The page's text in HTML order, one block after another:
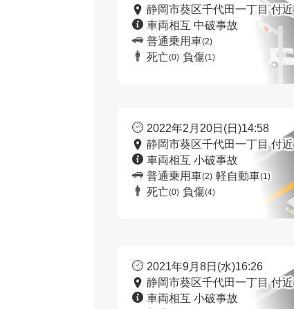
静岡市葵区千代田一丁目 付近
車両相互 中破事故
普通乗用車(2)
死亡(0) 負傷(1)
2022年2月20日(日)14:58
静岡市葵区千代田一丁目 付近
車両相互 小破事故
普通乗用車(2) 軽自動車(1)
死亡(0) 負傷(4)
2021年9月8日(水)16:26
静岡市葵区千代田一丁目 付近
車両相互 小破事故